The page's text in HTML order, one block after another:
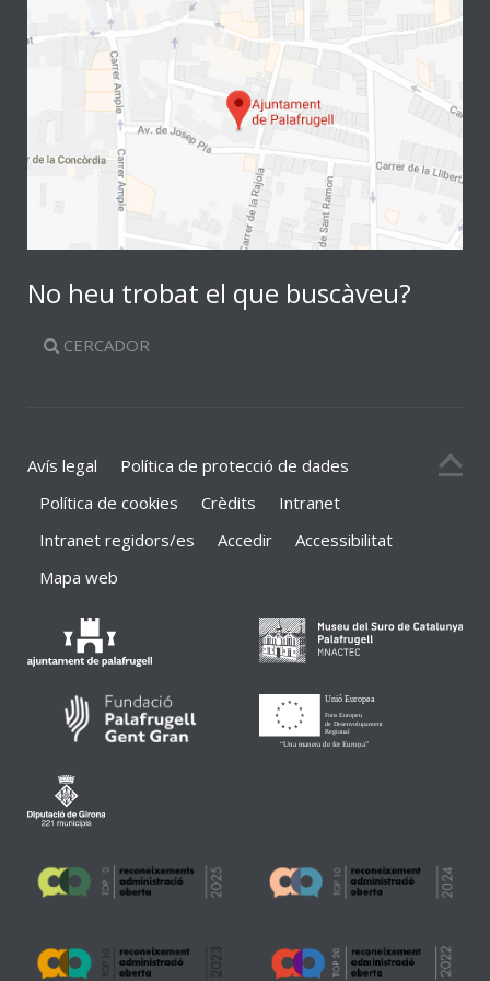
No heu trobat el que buscàveu?
CERCADOR
Avís legal
Política de protecció de dades
Política de cookies
Crèdits
Intranet
Intranet regidors/es
Accedir
Accessibilitat
Mapa web